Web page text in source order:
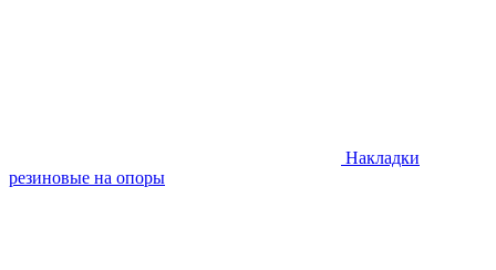
Накладки
резиновые на опоры